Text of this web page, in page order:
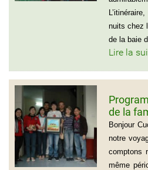
nuits chez
de la baie
Lire la
de la
Alvarez
Nord
Bonjour
notre
comptons
même